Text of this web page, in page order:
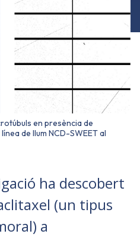
en presència de
de llum NCD-SWEET al
ha descobert
(un tipus
a